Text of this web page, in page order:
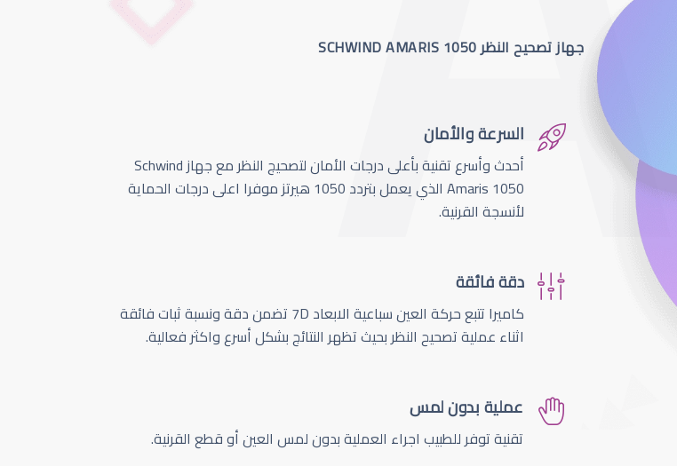
جهاز تصحيح النظر SCHWIND AMARIS 1050
السرعة والأمان
أحدث وأسرع تقنية بأعلى درجات الأمان لتصحيج النظر مع جهاز Schwind
Amaris 1050 الذي يعمل بتردد 1050 هيرتز موفرا اعلى درجات الحماية
لأنسجة القرنية.
دقة فائقة
كاميرا تتبع حركة العين سباعية الابعاد 7D تضمن دقة ونسبة ثبات فائقة
اثناء عملية تصحيح النظر بحيث تظهر النتائج بشكل أسرع واكثر فعالية.
عملية بدون لمس
تقنية توفر للطبيب اجراء العملية بدون لمس العين أو قطع القرنية.